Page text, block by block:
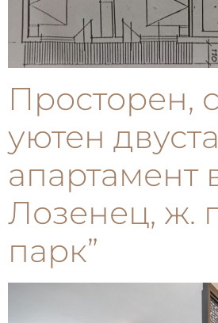
Просторен,
уютен
апартамент
Лозенец, ж.
парк”